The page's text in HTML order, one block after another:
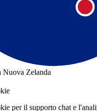
Nuova Zelanda
per il supporto chat e